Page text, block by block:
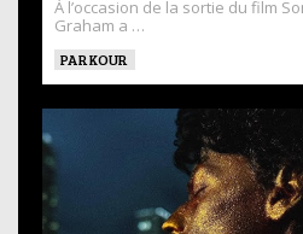
À l’occasion de la sortie du film
Graham a …
PARKOUR